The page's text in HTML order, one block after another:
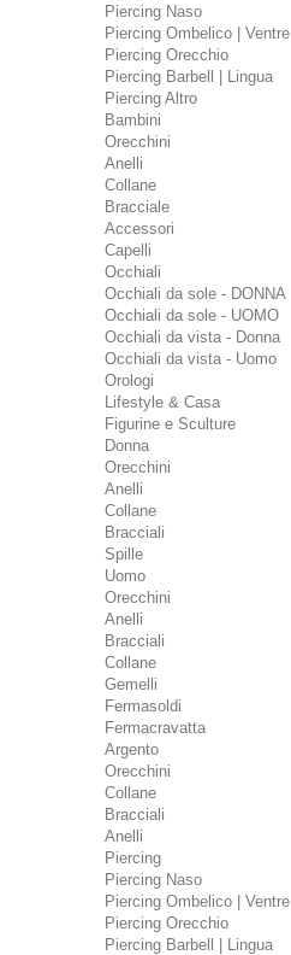
Piercing Naso
Piercing Ombelico | Ventre
Piercing Orecchio
Piercing Barbell | Lingua
Piercing Altro
Bambini
Orecchini
Anelli
Collane
Bracciale
Accessori
Capelli
Occhiali
Occhiali da sole - DONNA
Occhiali da sole - UOMO
Occhiali da vista - Donna
Occhiali da vista - Uomo
Orologi
Lifestyle & Casa
Figurine e Sculture
Donna
Orecchini
Anelli
Collane
Bracciali
Spille
Uomo
Orecchini
Anelli
Bracciali
Collane
Gemelli
Fermasoldi
Fermacravatta
Argento
Orecchini
Collane
Bracciali
Anelli
Piercing
Piercing Naso
Piercing Ombelico | Ventre
Piercing Orecchio
Piercing Barbell | Lingua